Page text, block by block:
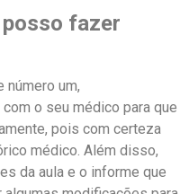
fazer
número um,
o seu médico para que
pois com certeza
médico. Além disso,
da aula e o informe que